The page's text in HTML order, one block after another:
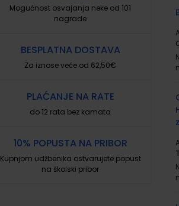
Mogućnost osvajanja neke od 101
nagrade
BESPLATNA DOSTAVA
Za iznose veće od 62,50€
PLAĆANJE NA RATE
do 12 rata bez kamata
10% POPUSTA NA PRIBOR
Kupnjom udžbenika ostvarujete popust
na školski pribor